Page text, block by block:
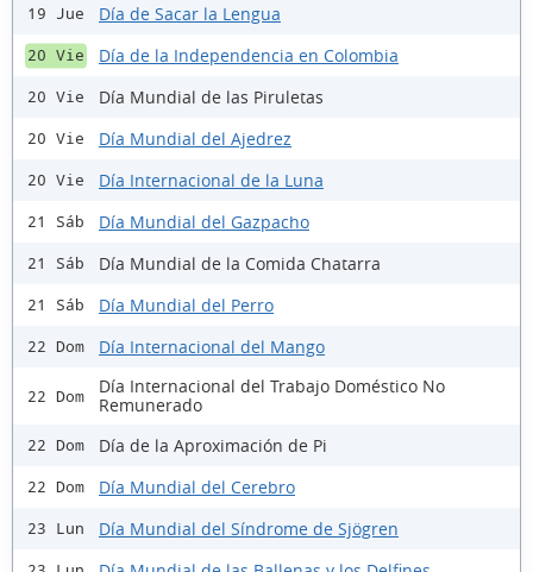
19 Jue Día de Sacar la Lengua
20 Vie Día de la Independencia en Colombia
20 Vie Día Mundial de las Piruletas
20 Vie Día Mundial del Ajedrez
20 Vie Día Internacional de la Luna
21 Sáb Día Mundial del Gazpacho
21 Sáb Día Mundial de la Comida Chatarra
21 Sáb Día Mundial del Perro
22 Dom Día Internacional del Mango
22 Dom
Día Internacional del Trabajo Doméstico No
Remunerado
22 Dom Día de la Aproximación de Pi
22 Dom Día Mundial del Cerebro
23 Lun Día Mundial del Síndrome de Sjögren